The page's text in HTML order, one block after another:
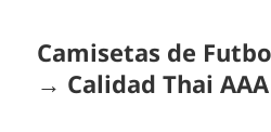
Camisetas de
→ Calidad Thai AAA